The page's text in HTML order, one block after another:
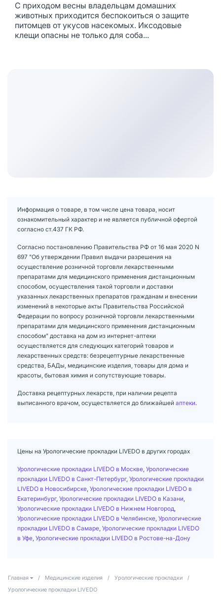
С приходом весны владельцам домашних
животных приходится беспокоиться о защите
питомцев от укусов насекомых. Иксодовые
клещи опасны не только для соба...
Информация о товаре, в том числе цена товара, носит
ознакомительный характер и не является публичной офертой
согласно ст.437 ГК РФ.
Согласно постановлению Правительства РФ от 16 мая 2020 N
697 "Об утверждении Правил выдачи разрешения на
осуществление розничной торговли лекарственными
препаратами для медицинского применения дистанционным
способом, осуществления такой торговли и доставки
указанных лекарственных препаратов гражданам и внесении
изменений в некоторые акты Правительства Российской
Федерации по вопросу розничной торговли лекарственными
препаратами для медицинского применения дистанционным
способом" доставка на дом из интернет-аптеки
осуществляется для следующих категорий товаров и
лекарственных средств: безрецептурные лекарственные
средства, БАДы, медицинские изделия, товары для дома и
красоты, бытовая химия и сопутствующие товары.
Доставка рецептурных лекарств, при наличии рецепта
выписанного врачом, осуществляется до ближайшей аптеки.
Цены на Урологические прокладки LIVEDO в других городах
Урологические прокладки LIVEDO в Москве Урологические
прокладки LIVEDO в Санкт-Петербург, Урологические прокладки
LIVEDO в Новосибирске Урологические прокладки LIVEDO в
Екатеринбург, Урологические прокладки LIVEDO в Казани
Урологические прокладки LIVEDO в Нижнем Новгород
Урологические прокладки LIVEDO в Челябинске Урологические
прокладки LIVEDO в Самаре Урологические прокладки LIVEDO
в Уфе Урологические прокладки LIVEDO в Ростове-на-Дону
Главная / Медицинские изделия / Урологические прокладки
/
Урологические прокладки LIVEDO